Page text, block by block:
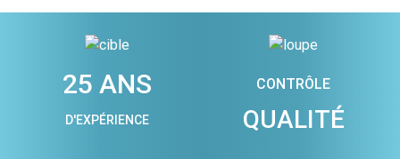
25 ANS
D'EXPÉRIENCE
CONTRÔLE
QUALITÉ